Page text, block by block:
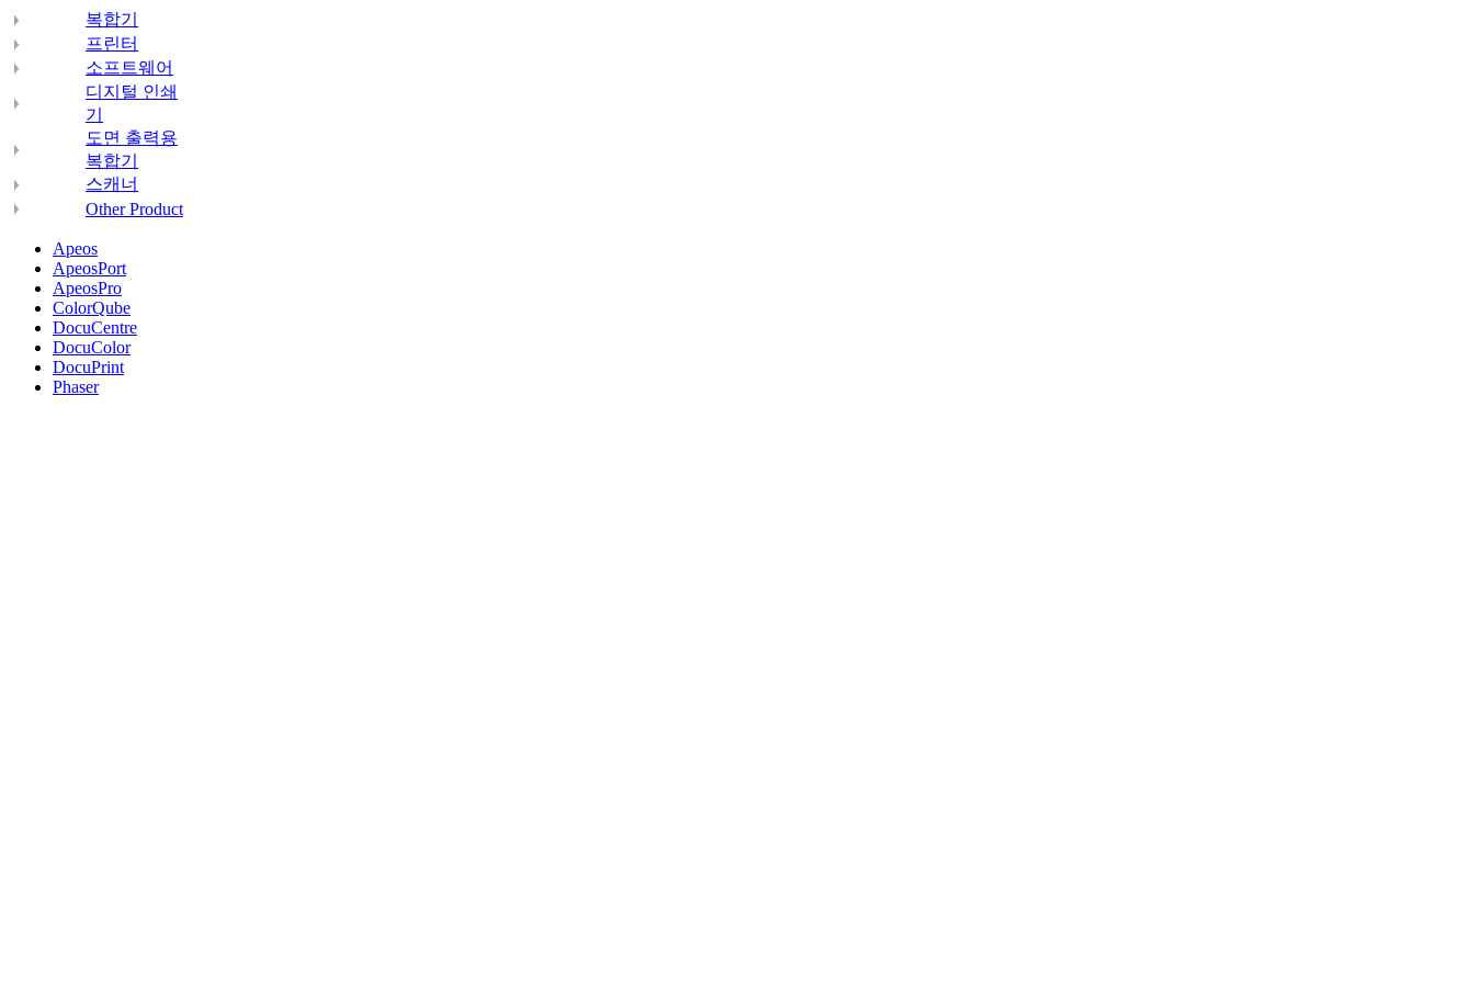
복합기
프린터
소프트웨어
디지털 인쇄
기
도면 출력용
복합기
스캐너
Other Product
Apeos
ApeosPort
ApeosPro
ColorQube
DocuCentre
DocuColor
DocuPrint
Phaser